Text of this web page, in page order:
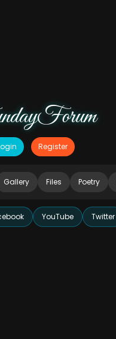
Register
Gallery Files Poetry
YouTube Twitter